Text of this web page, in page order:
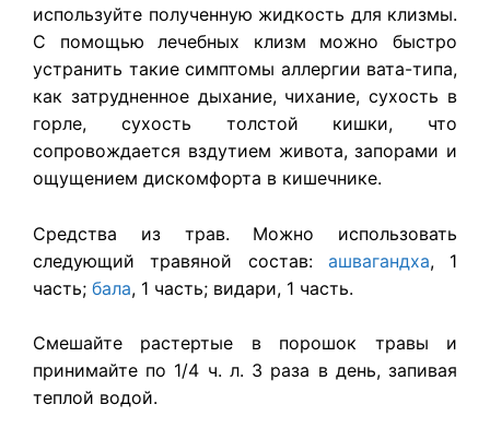
используйте полученную жидкость для клизмы.
С помощью лечебных клизм можно быстро
устранить такие симптомы аллергии вата-типа,
как затрудненное дыхание, чихание, сухость в
горле, сухость толстой кишки, что
сопровождается вздутием живота, запорами и
ощущением дискомфорта в кишечнике.
Средства из трав. Можно использовать
следующий травяной состав: ашвагандха, 1
часть; бала, 1 часть; видари, 1 часть.
Смешайте растертые в порошок травы и
принимайте по 1/4 ч. л. 3 раза в день, запивая
теплой водой.